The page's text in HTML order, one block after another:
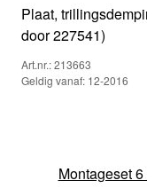
Plaat,
door 227541)
Art.nr.: 213663
Geldig vanaf: 12-2016
Montageset